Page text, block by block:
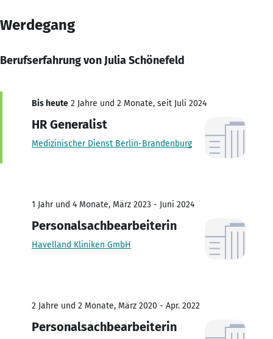
Werdegang
Berufserfahrung von Julia Schönefeld
Bis heute 2 Jahre und 2 Monate, seit Juli 2024
HR Generalist
Medizinischer Dienst Berlin-Brandenburg
1 Jahr und 4 Monate, März 2023 - Juni 2024
Personalsachbearbeiterin
Havelland Kliniken GmbH
2 Jahre und 2 Monate, März 2020 - Apr. 2022
Personalsachbearbeiterin